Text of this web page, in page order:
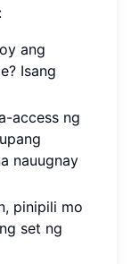
ang
Isang
access ng
nauugnay
pinipili mo
set ng